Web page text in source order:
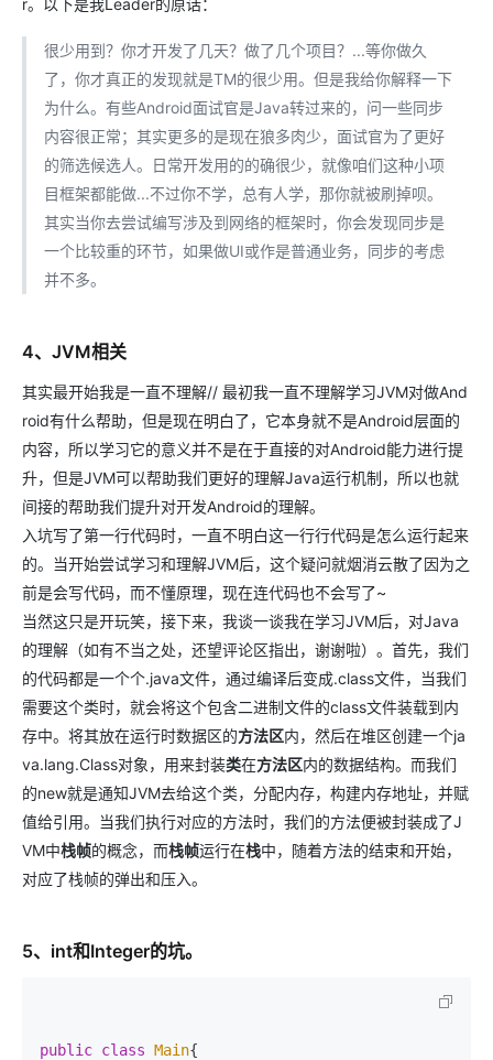
r。以下是我Leader的原话：
很少用到？你才开发了几天？做了几个项目？...等你做久
了，你才真正的发现就是TM的很少用。但是我给你解释一下
为什么。有些Android面试官是Java转过来的，问一些同步
内容很正常；其实更多的是现在狼多肉少，面试官为了更好
的筛选候选人。日常开发用的的确很少，就像咱们这种小项
目框架都能做...不过你不学，总有人学，那你就被刷掉呗。
其实当你去尝试编写涉及到网络的框架时，你会发现同步是
一个比较重的环节，如果做UI或作是普通业务，同步的考虑
并不多。
4、JVM相关
其实最开始我是一直不理解// 最初我一直不理解学习JVM对做And
roid有什么帮助，但是现在明白了，它本身就不是Android层面的
内容，所以学习它的意义并不是在于直接的对Android能力进行提
升，但是JVM可以帮助我们更好的理解Java运行机制，所以也就
间接的帮助我们提升对开发Android的理解。
入坑写了第一行代码时，一直不明白这一行行代码是怎么运行起来
的。当开始尝试学习和理解JVM后，这个疑问就烟消云散了因为之
前是会写代码，而不懂原理，现在连代码也不会写了~
当然这只是开玩笑，接下来，我谈一谈我在学习JVM后，对Java
的理解（如有不当之处，还望评论区指出，谢谢啦）。首先，我们
的代码都是一个个.java文件，通过编译后变成.class文件，当我们
需要这个类时，就会将这个包含二进制文件的class文件装载到内
存中。将其放在运行时数据区的方法区内，然后在堆区创建一个ja
va.lang.Class对象，用来封装类在方法区内的数据结构。而我们
的new就是通知JVM去给这个类，分配内存，构建内存地址，并赋
值给引用。当我们执行对应的方法时，我们的方法便被封装成了J
VM中栈帧的概念，而栈帧运行在栈中，随着方法的结束和开始，
对应了栈帧的弹出和压入。
5、int和Integer的坑。
public class Main{